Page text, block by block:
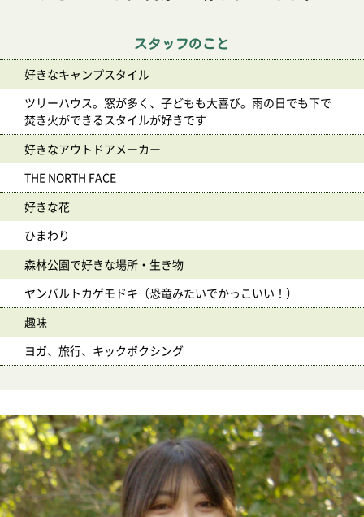
スタッフのこと
好きなキャンプスタイル
ツリーハウス。窓が多く、子どもも大喜び。雨の日でも下で
焚き火ができるスタイルが好きです
好きなアウトドアメーカー
THE NORTH FACE
好きな花
ひまわり
森林公園で好きな場所・生き物
ヤンバルトカゲモドキ（恐竜みたいでかっこいい！）
趣味
ヨガ、旅行、キックボクシング